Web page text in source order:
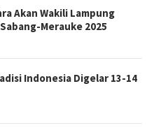
Akan Wakili Lampung
Merauke 2025
Indonesia Digelar 13-14